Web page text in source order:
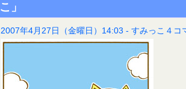
こ」
2007年4月27日（金曜日）14:03 - すみっこ４コ